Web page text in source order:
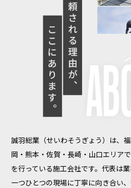
誠羽総業（せいわそうぎょう）は、
岡・熊本・佐賀・長崎・山口エリア
を行っている施工会社です。代表は
一つひとつの現場に丁寧に向き合い